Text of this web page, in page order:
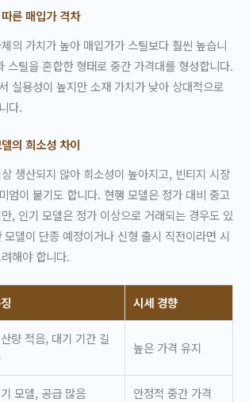
른 매입가 격차
의 가치가 높아 매입가가 스틸보다 훨씬 높습니
스틸을 혼합한 형태로 중간 가격대를 형성합니다.
실용성이 높지만 소재 가치가 낮아 상대적으로
다.
의 희소성 차이
생산되지 않아 희소성이 높아지고, 빈티지 시장
엄이 붙기도 합니다. 현행 모델은 정가 대비 중고
, 인기 모델은 정가 이상으로 거래되는 경우도 있
델이 단종 예정이거나 신형 출시 직전이라면 시
해야 합니다.
시세 경향
량 적음, 대기 기간 길
높은 가격 유지
모델, 공급 많음 안정적 중간 가격